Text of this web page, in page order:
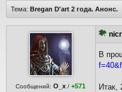
Тема: Bregan D'art 2 года. Анонс.
Сообщений:O_x /+571
В
Итак,